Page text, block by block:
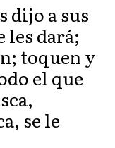
dijo a sus
les dará;
toquen y
el que
se le